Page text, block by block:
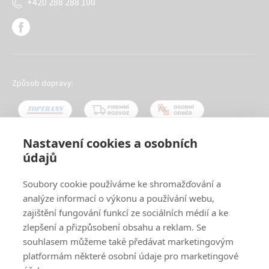
Nastavení cookies a osobních
údajů
Soubory cookie používáme ke shromažďování a
analýze informací o výkonu a používání webu,
zajištění fungování funkcí ze sociálních médií a ke
zlepšení a přizpůsobení obsahu a reklam. Se
souhlasem můžeme také předávat marketingovým
platformám některé osobní údaje pro marketingové
Způsob dopravy: